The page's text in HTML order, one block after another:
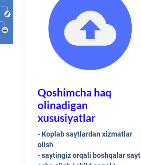
Qoshimcha haq
olinadigan
xususiyatlar
- Koplab saytlardan xizmatlar
olish
- saytingiz orqali boshqalar sayt